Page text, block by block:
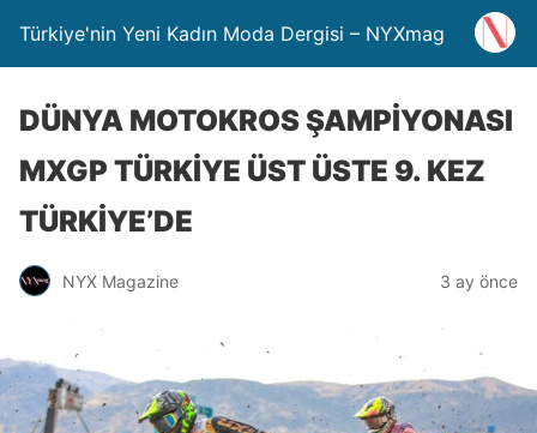
Türkiye'nin Yeni Kadın Moda Dergisi – NYXmag
DÜNYA MOTOKROS ŞAMPİYONASI
MXGP TÜRKİYE ÜST ÜSTE 9. KEZ
TÜRKİYE’DE
NYX Magazine 3 ay önce